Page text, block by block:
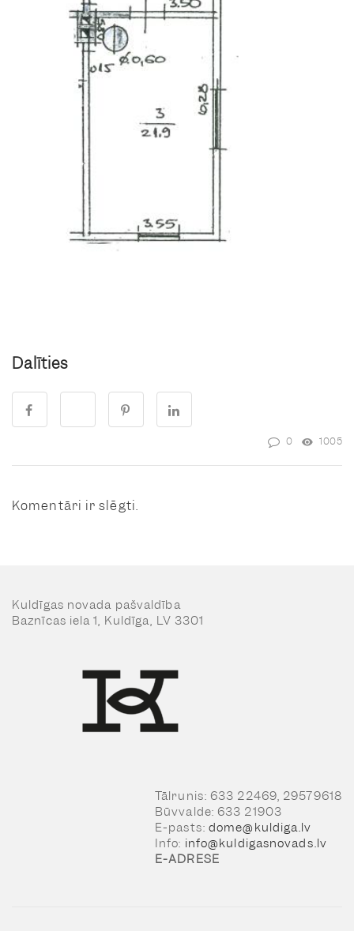
Dalīties
0 1005
Komentāri ir slēgti.
Kuldīgas novada pašvaldība
Baznīcas iela 1, Kuldīga, LV 3301
Tālrunis: 633 22469, 29579618
Būvvalde: 633 21903
E-pasts: dome@kuldiga.lv
Info: info@kuldigasnovads.lv
E-ADRESE